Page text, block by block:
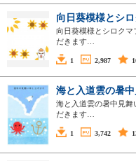
向日葵模様とシ
向日葵模様とシロクマ
だきます…
1 2,987
海と入道雲の暑
海と入道雲の暑中見舞
だきます…
1 3,742